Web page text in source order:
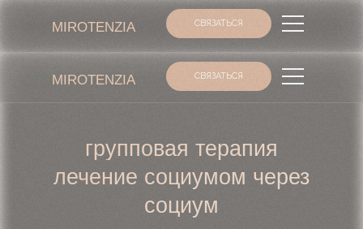
MIROTENZIA СВЯЗАТЬСЯ
MIROTENZIA СВЯЗАТЬСЯ
групповая терапия
лечение социумом через
социум